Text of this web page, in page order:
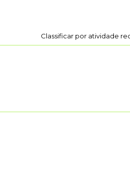
Classificar por atividade